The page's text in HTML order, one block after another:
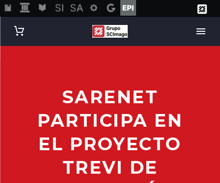
SARENET
PARTICIPA EN
EL PROYECTO
TREVI DE